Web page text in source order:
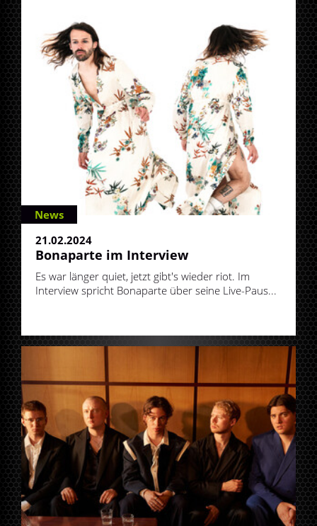
News
21.02.2024
Bonaparte im Interview
Es war länger quiet, jetzt gibt's wieder riot. Im
Interview spricht Bonaparte über seine Live-Paus...